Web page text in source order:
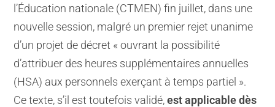
l’Éducation nationale (CTMEN) fin juillet, dans une
nouvelle session, malgré un premier rejet unanime
d’un projet de décret « ouvrant la possibilité
d’attribuer des heures supplémentaires annuelles
(HSA) aux personnels exerçant à temps partiel ».
Ce texte, s’il est toutefois validé,est applicable dès